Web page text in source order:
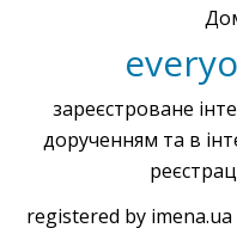
зареєстроване
дорученням та в
registered by